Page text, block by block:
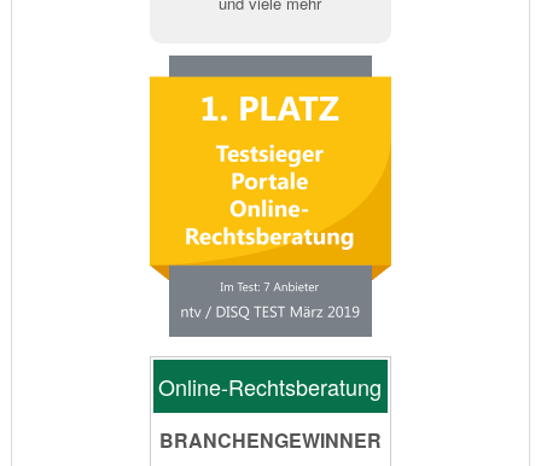
Online-Rechtsberatung
BRANCHENGEWINNER